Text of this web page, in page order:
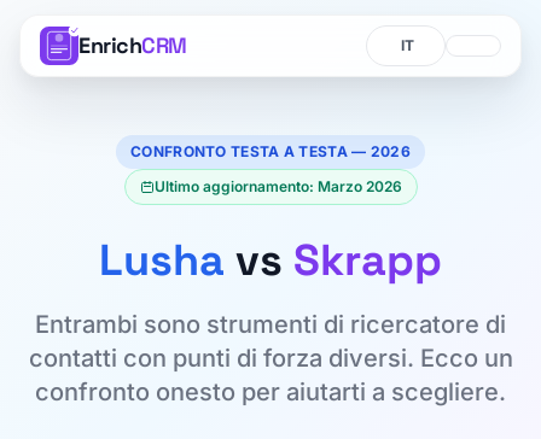
EnrichCRM Lingua
Lingua
CONFRONTO TESTA A TESTA — 2026
Ultimo aggiornamento: Marzo 2026
Lusha vs Skrapp
Entrambi sono strumenti di ricercatore di
contatti con punti di forza diversi. Ecco un
confronto onesto per aiutarti a scegliere.